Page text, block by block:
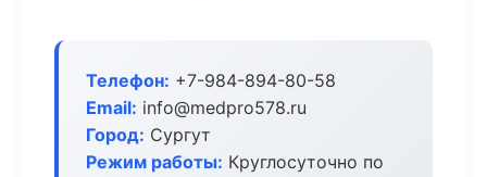
Телефон: +7-984-894-80-58
Email: info@medpro578.ru
Город: Сургут
Режим работы: Круглосуточно по